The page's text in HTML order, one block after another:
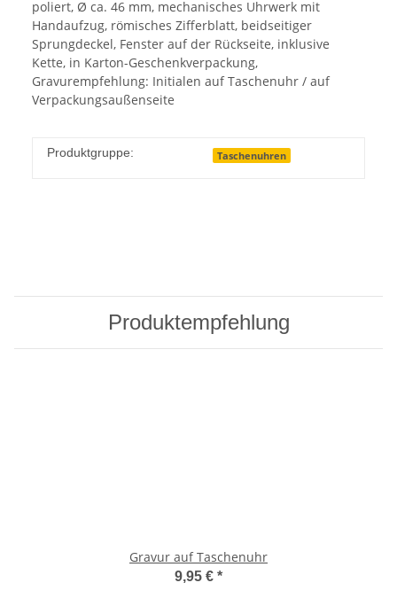
poliert, Ø ca. 46 mm, mechanisches Uhrwerk mit
Handaufzug, römisches Zifferblatt, beidseitiger
Sprungdeckel, Fenster auf der Rückseite, inklusive
Kette, in Karton-Geschenkverpackung,
Gravurempfehlung: Initialen auf Taschenuhr / auf
Verpackungsaußenseite
Produktgruppe: Taschenuhren
Produktempfehlung
Gravur auf Taschenuhr
9,95 € *